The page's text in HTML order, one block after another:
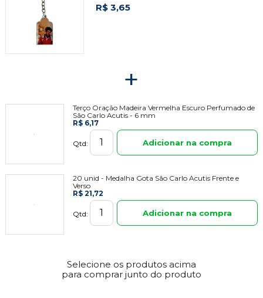
R$ 3,65
+
Terço Oração Madeira Vermelha Escuro Perfumado de
São Carlo Acutis - 6 mm
R$ 6,17
Qtd: Adicionar na compra
20 unid - Medalha Gota São Carlo Acutis Frente e
Verso
R$ 21,72
Qtd: Adicionar na compra
Selecione os produtos acima
para comprar junto do produto